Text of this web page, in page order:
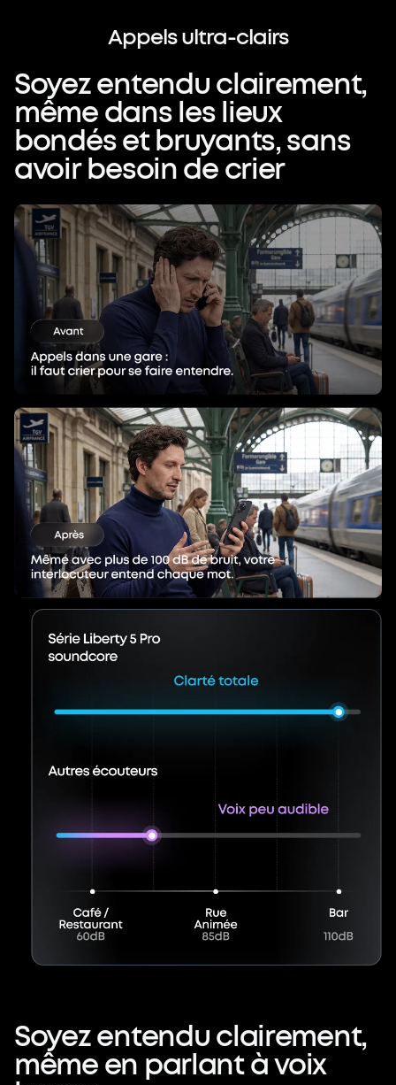
Soyez entendu
clairement.
Quand votre interlocuteur vous dit «je
ne vous entends pas »,
cela ne brise pas seulement la
conversation :
également.
La technologie doit garantir une clarté
absolue, dans toutes les situations.
Appelsultra-clairs
Soyezentenduclairement,
mêmedans les lieux
bondéset bruyants,sans
avoirbesoindecrier
Soyezentenduclairement,
mêmeen parlantàvoix